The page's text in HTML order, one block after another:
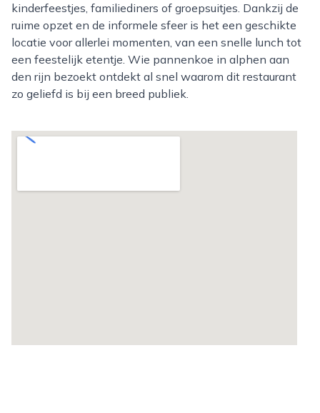
kinderfeestjes, familiediners of groepsuitjes. Dankzij de
ruime opzet en de informele sfeer is het een geschikte
locatie voor allerlei momenten, van een snelle lunch tot
een feestelijk etentje. Wie pannenkoe in alphen aan
den rijn bezoekt ontdekt al snel waarom dit restaurant
zo geliefd is bij een breed publiek.